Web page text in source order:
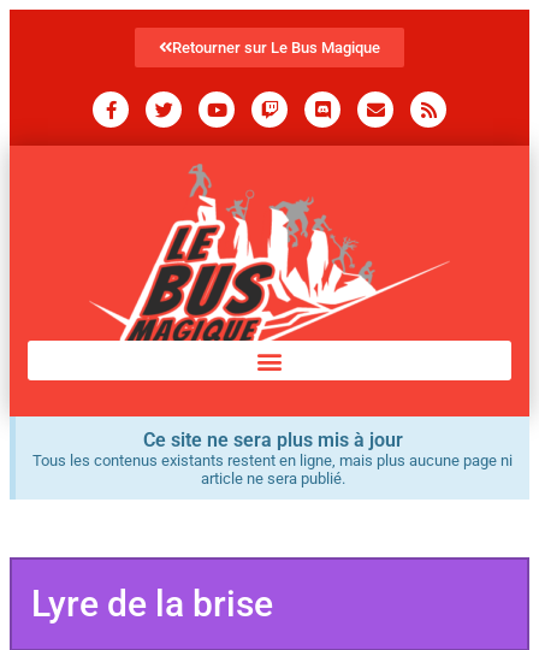
Retourner sur Le Bus Magique
Ce site ne sera plus mis à jour
Tous les contenus existants restent en ligne, mais plus aucune page ni
article ne sera publié.
Lyre de la brise